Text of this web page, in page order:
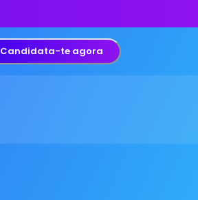
Candidata-te agora